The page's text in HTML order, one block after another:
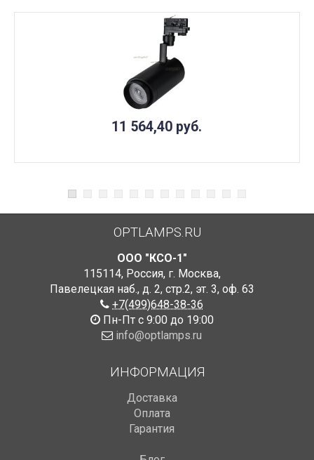
11 564,40 руб.
OPTLAMPS.RU
ООО "КСО-1"
115114, Россия, г. Москва,
Павелецкая наб., д. 2, стр.2, эт. 3, оф. 63
+7(499)648-38-36
Пн-Пт с 9:00 до 19:00
info@optlamps.ru
ИНФОРМАЦИЯ
Доставка
Оплата
Гарантия